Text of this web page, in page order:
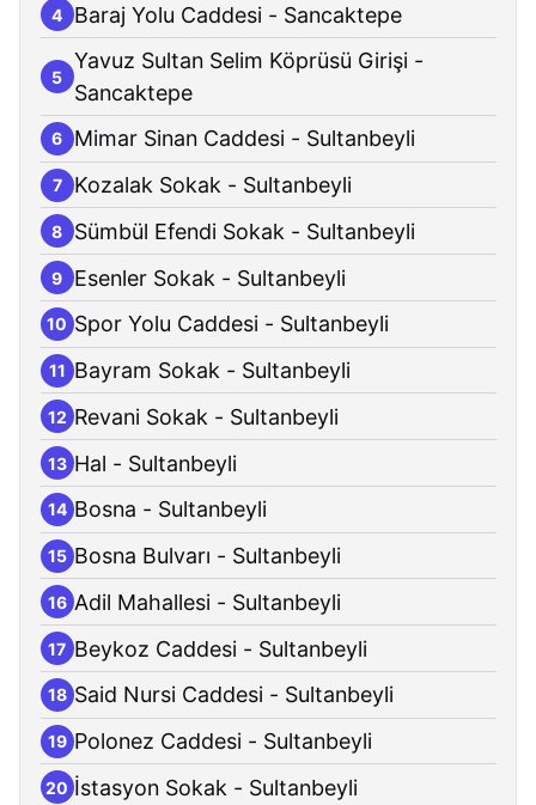
4 Baraj Yolu Caddesi - Sancaktepe
5
Yavuz Sultan Selim Köprüsü Girişi -
Sancaktepe
6 Mimar Sinan Caddesi - Sultanbeyli
7 Kozalak Sokak - Sultanbeyli
8 Sümbül Efendi Sokak - Sultanbeyli
9 Esenler Sokak - Sultanbeyli
10 Spor Yolu Caddesi - Sultanbeyli
11 Bayram Sokak - Sultanbeyli
12 Revani Sokak - Sultanbeyli
13 Hal - Sultanbeyli
14 Bosna - Sultanbeyli
15 Bosna Bulvarı - Sultanbeyli
16 Adil Mahallesi - Sultanbeyli
17 Beykoz Caddesi - Sultanbeyli
18 Said Nursi Caddesi - Sultanbeyli
19 Polonez Caddesi - Sultanbeyli
20 İstasyon Sokak - Sultanbeyli